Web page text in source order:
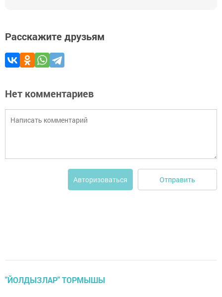
Расскажите друзьям
Нет комментариев
Авторизоваться Отправить
"ЙОЛДЫЗЛАР" ТОРМЫШЫ